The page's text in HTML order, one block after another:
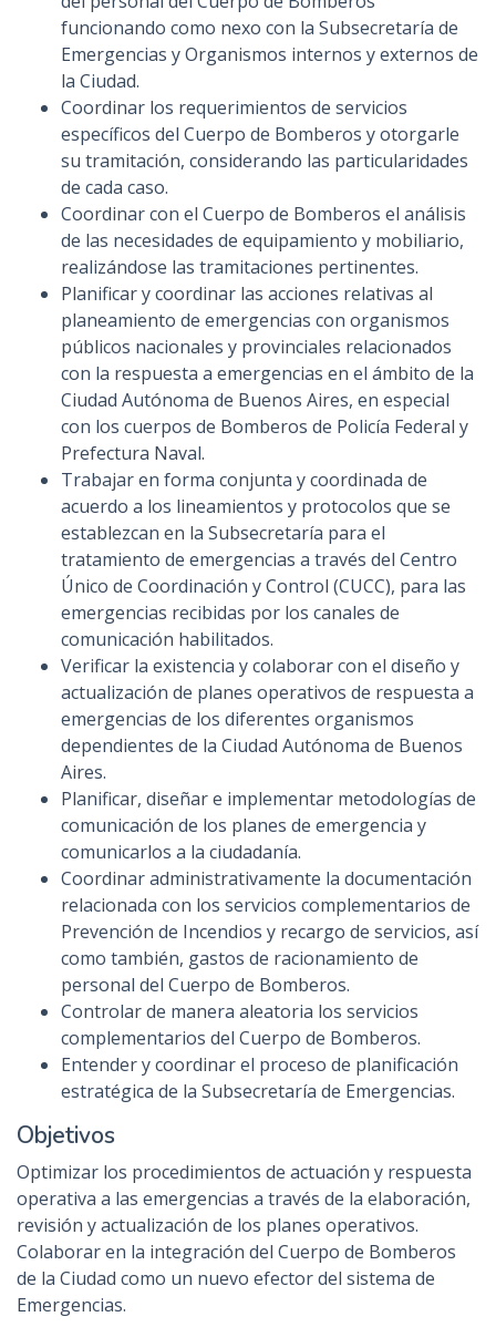
funcionando como nexo con la Subsecretaría de
Emergencias y Organismos internos y externos de
la Ciudad.
Coordinar los requerimientos de servicios
específicos del Cuerpo de Bomberos y otorgarle
su tramitación, considerando las particularidades
de cada caso.
Coordinar con el Cuerpo de Bomberos el análisis
de las necesidades de equipamiento y mobiliario,
realizándose las tramitaciones pertinentes.
Planificar y coordinar las acciones relativas al
planeamiento de emergencias con organismos
públicos nacionales y provinciales relacionados
con la respuesta a emergencias en el ámbito de la
Ciudad Autónoma de Buenos Aires, en especial
con los cuerpos de Bomberos de Policía Federal y
Prefectura Naval.
Trabajar en forma conjunta y coordinada de
acuerdo a los lineamientos y protocolos que se
establezcan en la Subsecretaría para el
tratamiento de emergencias a través del Centro
Único de Coordinación y Control (CUCC), para las
emergencias recibidas por los canales de
comunicación habilitados.
Verificar la existencia y colaborar con el diseño y
actualización de planes operativos de respuesta a
emergencias de los diferentes organismos
dependientes de la Ciudad Autónoma de Buenos
Aires.
Planificar, diseñar e implementar metodologías de
comunicación de los planes de emergencia y
comunicarlos a la ciudadanía.
Coordinar administrativamente la documentación
relacionada con los servicios complementarios de
Prevención de Incendios y recargo de servicios, así
como también, gastos de racionamiento de
personal del Cuerpo de Bomberos.
Controlar de manera aleatoria los servicios
complementarios del Cuerpo de Bomberos.
Entender y coordinar el proceso de planificación
estratégica de la Subsecretaría de Emergencias.
Objetivos
Optimizar los procedimientos de actuación y respuesta
operativa a las emergencias a través de la elaboración,
revisión y actualización de los planes operativos.
Colaborar en la integración del Cuerpo de Bomberos
de la Ciudad como un nuevo efector del sistema de
Emergencias.